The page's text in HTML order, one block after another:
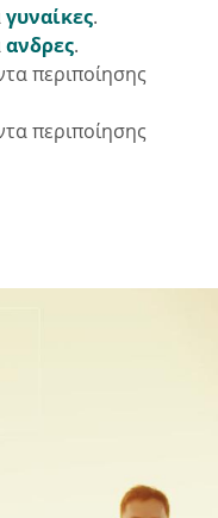
γυναίκες.
ανδρες.
περιποίησης
περιποίησης